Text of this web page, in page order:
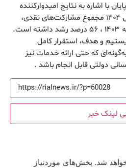
با اشاره به نتایج امیدوارکننده
این سیاست‌ها گفت:در سال ۱۴۰۴ مجموع مشارکت‌های نقدی،
غیرنقدی و خدماتی نسبت به ۱۴۰۳ ، ۵۶ درصد رشد داشته است.
و هدف، استقرار کامل
که حتی ارائه خدمات نیز
دولتی قابل انجام باشد .
لینک خبر
شد. بخش‌های موردنیاز